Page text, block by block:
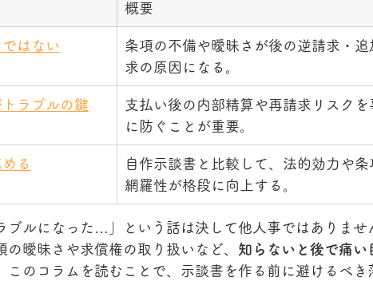
概要
はない
条項の不備や曖昧さが後の逆請求・追
求の原因になる。
ラブルの鍵
支払い後の内部精算や再請求リスクを
に防ぐことが重要。
る
自作示談書と比較して、法的効力や条
網羅性が格段に向上する。
ブルになった…」という話は決して他人事ではありませ
曖昧さや求償権の取り扱いなど、 知らないと後で痛い
このコラムを読むことで、示談書を作る前に避けるべき